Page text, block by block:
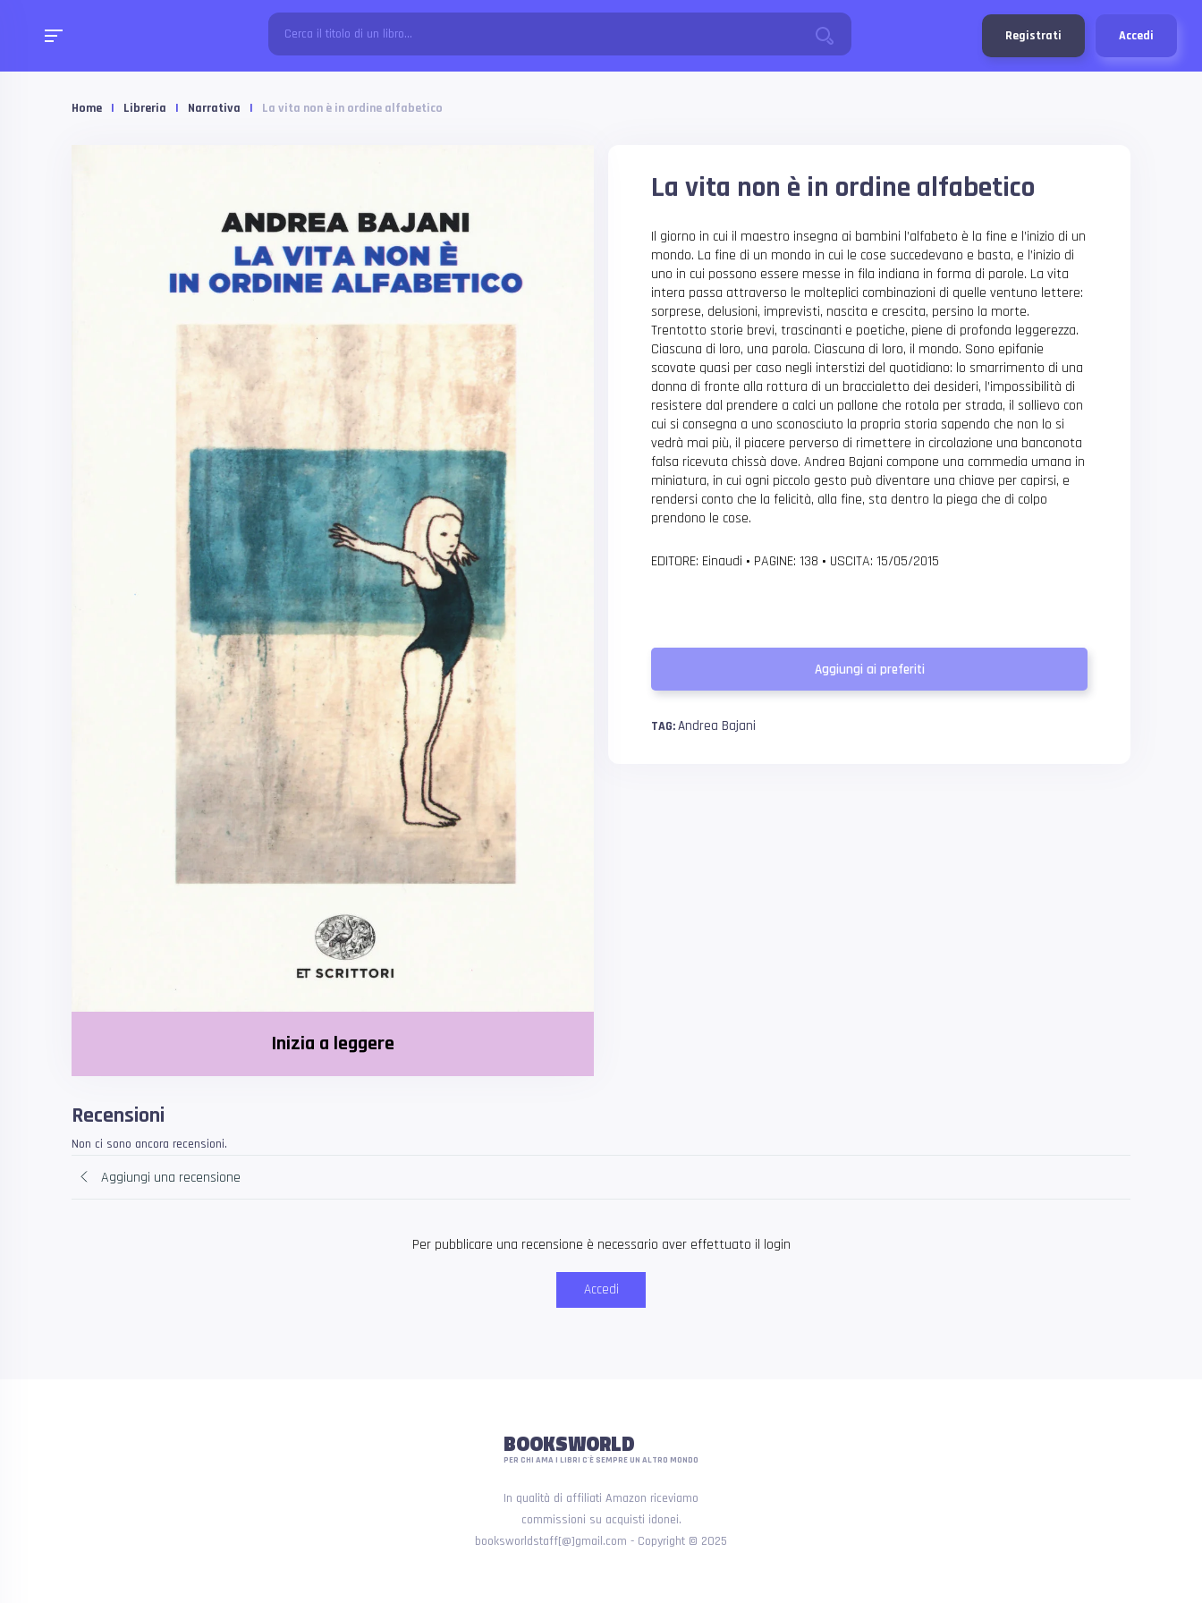
Registrati Accedi
Home | Libreria | Narrativa | La vita non è in ordine alfabetico
Inizia a leggere
La vita non è in ordine alfabetico
Il giorno in cui il maestro insegna ai bambini l’alfabeto è la fine e l’inizio di un
mondo. La fine di un mondo in cui le cose succedevano e basta, e l’inizio di
uno in cui possono essere messe in fila indiana in forma di parole. La vita
intera passa attraverso le molteplici combinazioni di quelle ventuno lettere:
sorprese, delusioni, imprevisti, nascita e crescita, persino la morte.
Trentotto storie brevi, trascinanti e poetiche, piene di profonda leggerezza.
Ciascuna di loro, una parola. Ciascuna di loro, il mondo. Sono epifanie
scovate quasi per caso negli interstizi del quotidiano: lo smarrimento di una
donna di fronte alla rottura di un braccialetto dei desideri, l’impossibilità di
resistere dal prendere a calci un pallone che rotola per strada, il sollievo con
cui si consegna a uno sconosciuto la propria storia sapendo che non lo si
vedrà mai più, il piacere perverso di rimettere in circolazione una banconota
falsa ricevuta chissà dove. Andrea Bajani compone una commedia umana in
miniatura, in cui ogni piccolo gesto può diventare una chiave per capirsi, e
rendersi conto che la felicità, alla fine, sta dentro la piega che di colpo
prendono le cose.
EDITORE: Einaudi • PAGINE: 138 • USCITA: 15/05/2015
Aggiungi ai preferiti
TAG:Andrea Bajani
Recensioni
Non ci sono ancora recensioni.
Aggiungi una recensione
Per pubblicare una recensione è necessario aver effettuato il login
Accedi
BOOKSWORLD
PER CHI AMA I LIBRI C'È SEMPRE UN ALTRO MONDO
In qualità di affiliati Amazon riceviamo
commissioni su acquisti idonei.
booksworldstaff[@]gmail.com - Copyright © 2025